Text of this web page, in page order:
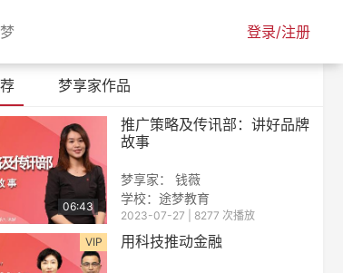
(current) 登录/注册
梦享家作品
06:43
推广策略及传讯部：讲好品牌
故事
梦享家： 钱薇
学校： 途梦教育
2023-07-27 | 8277 次播放
VIP
用科技推动金融